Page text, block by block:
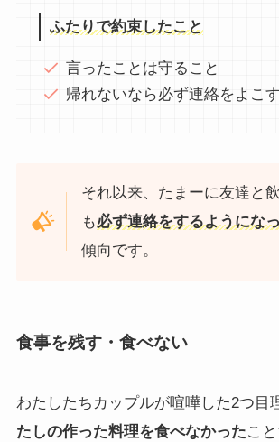
ふたりで約束したこと
言ったことは守ること
帰れないなら必ず連絡をよこ
それ以来、たまーに友達と
も必ず連絡をするようにな
傾向です。
食事を残す・食べない
わたしたちカップルが喧嘩した2つ目
たしの作った料理を食べなかったこと